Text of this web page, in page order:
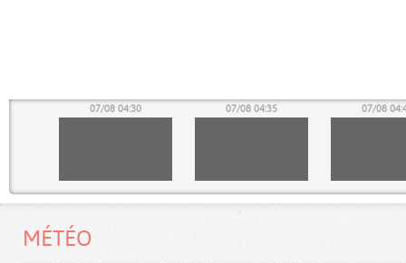
07/08 04:30 07/08 04:35 07/08
MÉTÉO